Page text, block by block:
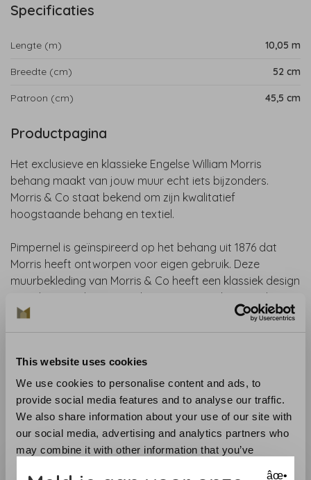
This website uses cookies
We use cookies to personalise content and ads, to
provide social media features and to analyse our traffic.
We also share information about your use of our site with
our social media, advertising and analytics partners who
may combine it with other information that you’ve
Specificaties
Lengte (m) 10,05 m
Breedte (cm) 52 cm
Patroon (cm) 45,5 cm
Productpagina
Het exclusieve en klassieke Engelse William Morris
behang maakt van jouw muur echt iets bijzonders.
Morris & Co staat bekend om zijn kwalitatief
hoogstaande behang en textiel.
Pimpernel is geïnspireerd op het behang uit 1876 dat
Morris heeft ontworpen voor eigen gebruik. Deze
muurbekleding van Morris & Co heeft een klassiek design
met slingerende organische vormen. Een botanisch
behang dat perfect is voor een sfeervol, tijdloos en
luxueus interieur.
Collectie:Simply Morris
Materiaal: Papier
Aanbevolen lijm: Lijm zoals de Arte Clearpro
Aanbrengen en onderhoud: Lees zorgvuldig de
aanwijzingen op de wikkel. Bij twijfel helpen wij u graag.
âœ•